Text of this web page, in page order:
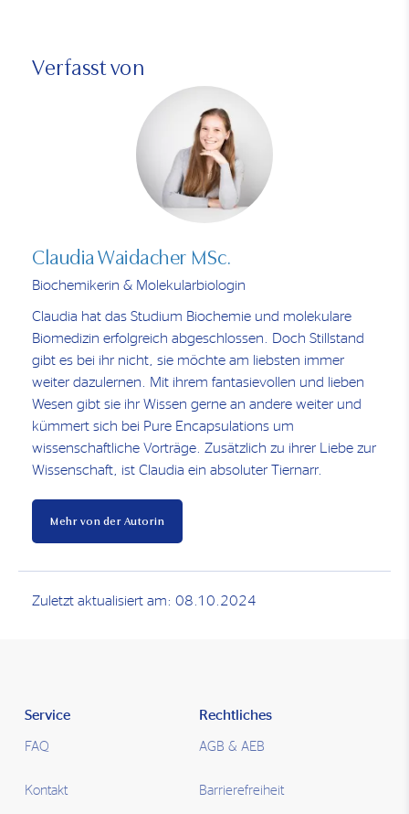
Verfasst von
Claudia Waidacher MSc.
Biochemikerin & Molekularbiologin
Claudia hat das Studium Biochemie und molekulare
Biomedizin erfolgreich abgeschlossen. Doch Stillstand
gibt es bei ihr nicht, sie möchte am liebsten immer
weiter dazulernen. Mit ihrem fantasievollen und lieben
Wesen gibt sie ihr Wissen gerne an andere weiter und
kümmert sich bei Pure Encapsulations um
wissenschaftliche Vorträge. Zusätzlich zu ihrer Liebe zur
Wissenschaft, ist Claudia ein absoluter Tiernarr.
Mehr von der Autorin
Zuletzt aktualisiert am: 08.10.2024
Service
FAQ
Kontakt
Rechtliches
AGB & AEB
Barrierefreiheit